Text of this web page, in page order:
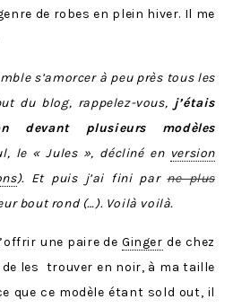
de robes en plein hiver. Il me
s’amorcer à peu près tous les
du blog, rappelez-vous, j’étais
devant plusieurs modèles
le « Jules », décliné en version
). Et puis j’ai fini parne plus
bout rond (…). Voilà voilà.
une paire deGinger de chez
de les trouver en noir, à ma taille
que ce modèle étant sold out, il